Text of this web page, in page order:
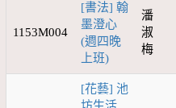
1153M004
[書法] 翰
墨澄心
(週四晚
上班)
潘
淑
梅
[花藝] 池